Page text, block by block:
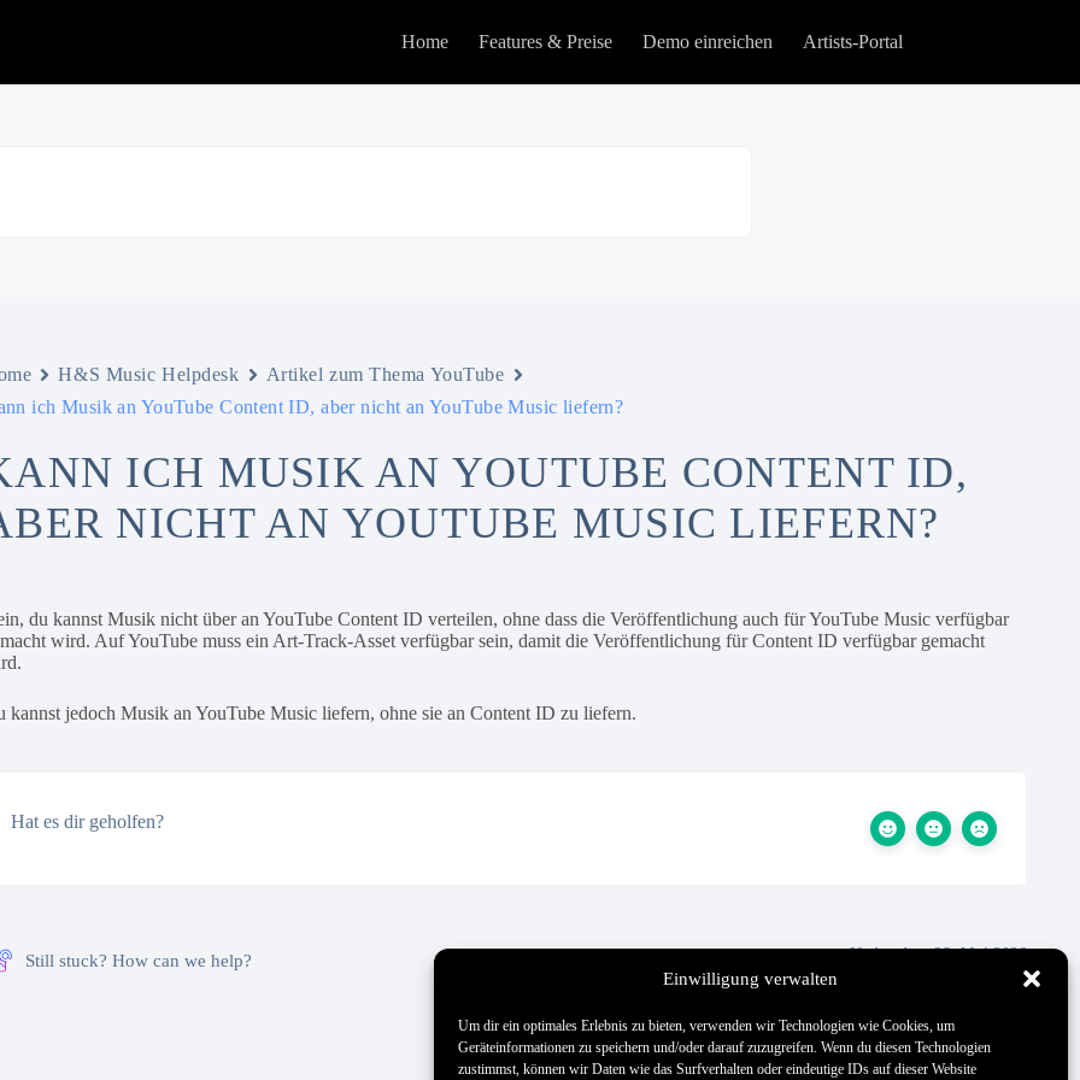
Einwilligung verwalten
Um dir ein optimales Erlebnis zu bieten, verwenden wir Technologien wie Cookies, um
Geräteinformationen zu speichern und/oder darauf zuzugreifen. Wenn du diesen Technologien
zustimmst, können wir Daten wie das Surfverhalten oder eindeutige IDs auf dieser Website
Home Features & Preise Demo einreichen Artists-Portal
H&S Music Helpdesk
Artikel zum Thema YouTube
ich Musik an YouTube Content ID, aber nicht an YouTube Music liefern?
ICH MUSIK AN YOUTUBE CONTENT ID,
NICHT AN YOUTUBE MUSIC LIEFERN?
du kannst Musik nicht über an YouTube Content ID verteilen, ohne dass die Veröffentlichung auch für YouTube Music verfügbar
wird. Auf YouTube muss ein Art-Track-Asset verfügbar sein, damit die Veröffentlichung für Content ID verfügbar gemacht
kannst jedoch Musik an YouTube Music liefern, ohne sie an Content ID zu liefern.
Hat es dir geholfen?
Still stuck? How can we help? Updated on 28. Mai 2026